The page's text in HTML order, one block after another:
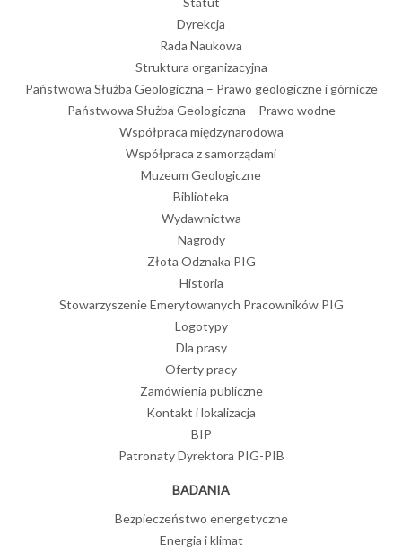
Dyrekcja
Rada Naukowa
Struktura organizacyjna
Państwowa Służba Geologiczna – Prawo geologiczne i górnicze
Państwowa Służba Geologiczna – Prawo wodne
Współpraca międzynarodowa
Współpraca z samorządami
Muzeum Geologiczne
Biblioteka
Wydawnictwa
Nagrody
Złota Odznaka PIG
Historia
Stowarzyszenie Emerytowanych Pracowników PIG
Logotypy
Dla prasy
Oferty pracy
Zamówienia publiczne
Kontakt i lokalizacja
BIP
Patronaty Dyrektora PIG-PIB
BADANIA
Bezpieczeństwo energetyczne
Energia i klimat